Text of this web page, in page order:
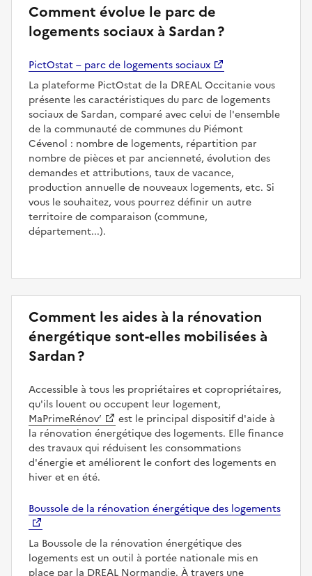
Comment évolue le parc de
logements sociaux à Sardan ?
PictOstat – parc de logements sociaux
La plateforme PictOstat de la DREAL Occitanie vous
présente les caractéristiques du parc de logements
sociaux de Sardan, comparé avec celui de l'ensemble
de la communauté de communes du Piémont
Cévenol : nombre de logements, répartition par
nombre de pièces et par ancienneté, évolution des
demandes et attributions, taux de vacance,
production annuelle de nouveaux logements, etc. Si
vous le souhaitez, vous pourrez définir un autre
territoire de comparaison (commune,
département...).
Comment les aides à la rénovation
énergétique sont-elles mobilisées à
Sardan ?
Accessible à tous les propriétaires et copropriétaires,
qu'ils louent ou occupent leur logement,
MaPrimeRénov’
est le principal dispositif d'aide à
la rénovation énergétique des logements. Elle finance
des travaux qui réduisent les consommations
d'énergie et améliorent le confort des logements en
hiver et en été.
Boussole de la rénovation énergétique des logements
La Boussole de la rénovation énergétique des
logements est un outil à portée nationale mis en
place par la DREAL Normandie. À travers une